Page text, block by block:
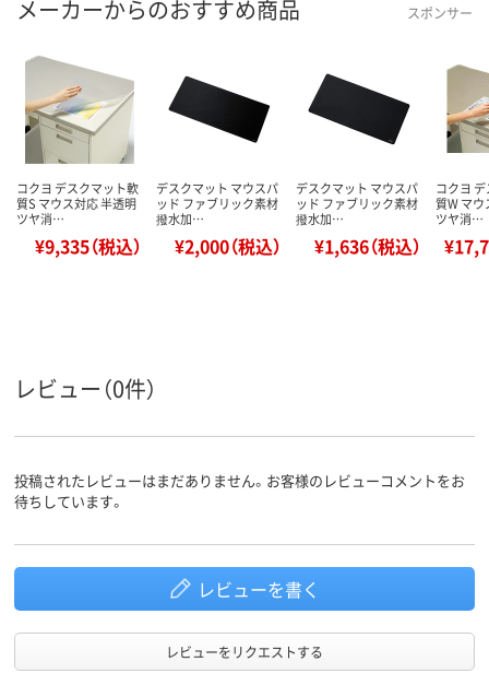
メーカーからのおすすめ商品 スポンサー
コクヨ デスクマット軟
質S マウス対応 半透明
ツヤ消…
¥9,335（税込）
デスクマット マウスパ
ッド ファブリック素材
撥水加…
¥2,000（税込）
デスクマット マウスパ
ッド ファブリック素材
撥水加…
¥1,636（税込）
コクヨ
質W マウ
ツヤ消…
レビュー（0件）
投稿されたレビューはまだありません。お客様のレビューコメントをお
待ちしています。
レビューを書く
レビューをリクエストする